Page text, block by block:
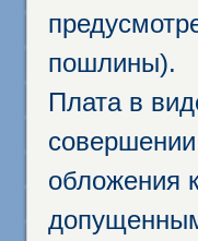
пошлины).
Плата в
обложения